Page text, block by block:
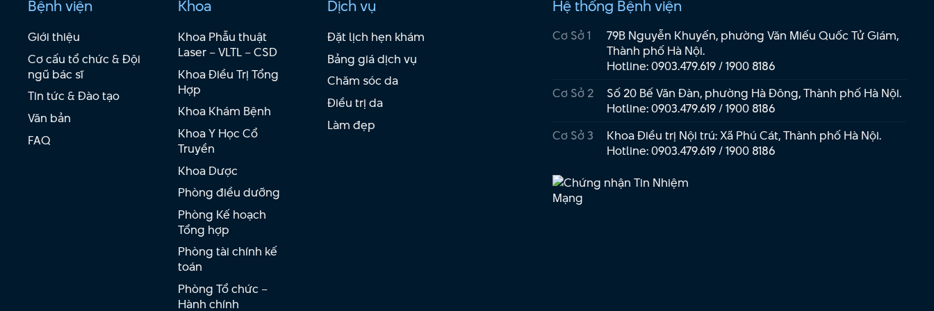
Bệnh viện
Giới thiệu
Cơ cấu tổ chức & Đội
ngũ bác sĩ
Tin tức & Đào tạo
Văn bản
FAQ
Khoa
Khoa Phẫu thuật
Laser – VLTL – CSD
Khoa Điều Trị Tổng
Hợp
Khoa Khám Bệnh
Khoa Y Học Cổ
Truyền
Khoa Dược
Phòng điều dưỡng
Phòng Kế hoạch
Tổng hợp
Phòng tài chính kế
toán
Phòng Tổ chức –
Hành chính
Dịch vụ
Đặt lịch hẹn khám
Bảng giá dịch vụ
Chăm sóc da
Điều trị da
Làm đẹp
Hệ thống Bệnh viện
Cơ Sở 1
79B Nguyễn Khuyến, phường Văn Miếu Quốc Tử Giám,
Thành phố Hà Nội.
Hotline:0903.479.619/1900 8186
Cơ Sở 2
Số 20 Bế Văn Đàn, phường Hà Đông, Thành phố Hà Nội.
Hotline:0903.479.619/1900 8186
Cơ Sở 3
Khoa Điều trị Nội trú: Xã Phú Cát, Thành phố Hà Nội.
Hotline:0903.479.619/1900 8186